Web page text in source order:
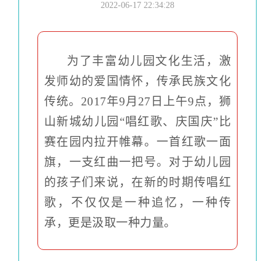
2022-06-17 22:34:28
为了丰富幼儿园文化生活，激
发师幼的爱国情怀，传承民族文化
传统。2017年9月27日上午9点，狮
山新城幼儿园“唱红歌、庆国庆”比
赛在园内拉开帷幕。一首红歌一面
旗，一支红曲一把号。对于幼儿园
的孩子们来说，在新的时期传唱红
歌，不仅仅是一种追忆，一种传
承，更是汲取一种力量。